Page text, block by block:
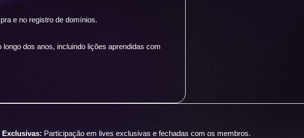
e no registro de domínios.
longo dos anos, incluindo lições aprendidas com
Exclusivas: Participação em lives exclusivas e fechadas com os membros.